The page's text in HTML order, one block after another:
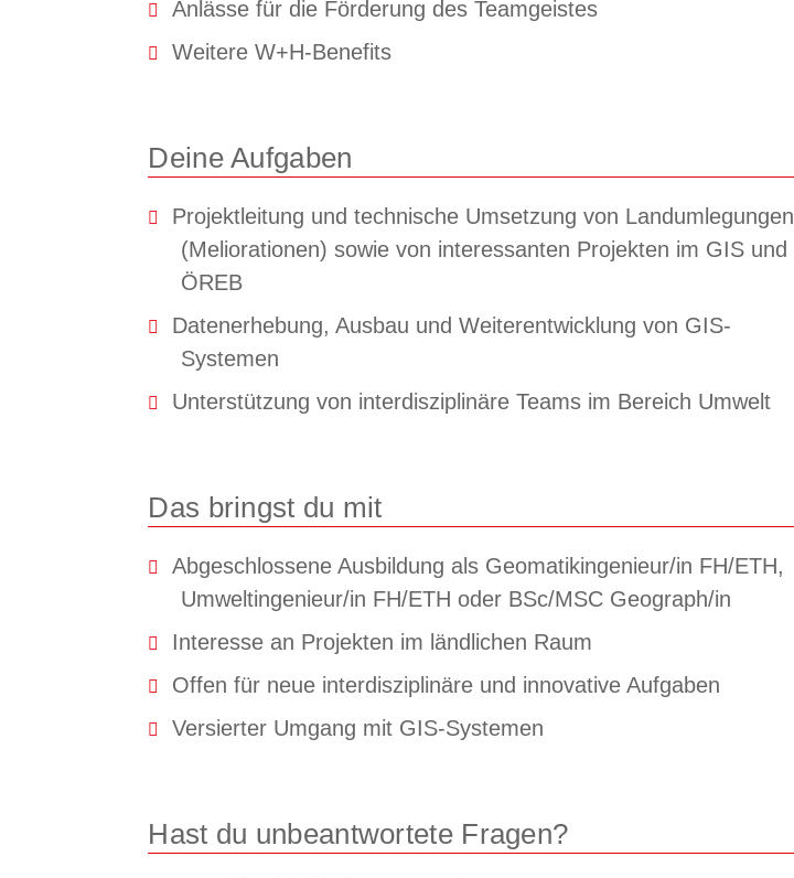
Anlässe für die Förderung des Teamgeistes
Weitere W+H-Benefits
Deine Aufgaben
Projektleitung und technische Umsetzung von Landumlegungen
(Meliorationen) sowie von interessanten Projekten im GIS und
ÖREB
Datenerhebung, Ausbau und Weiterentwicklung von GIS-
Systemen
Unterstützung von interdisziplinäre Teams im Bereich Umwelt
Das bringst du mit
Abgeschlossene Ausbildung als Geomatikingenieur/in FH/ETH,
Umweltingenieur/in FH/ETH oder BSc/MSC Geograph/in
Interesse an Projekten im ländlichen Raum
Offen für neue interdisziplinäre und innovative Aufgaben
Versierter Umgang mit GIS-Systemen
Hast du unbeantwortete Fragen?